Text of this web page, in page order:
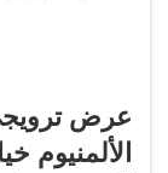
عرض
الألمنيوم